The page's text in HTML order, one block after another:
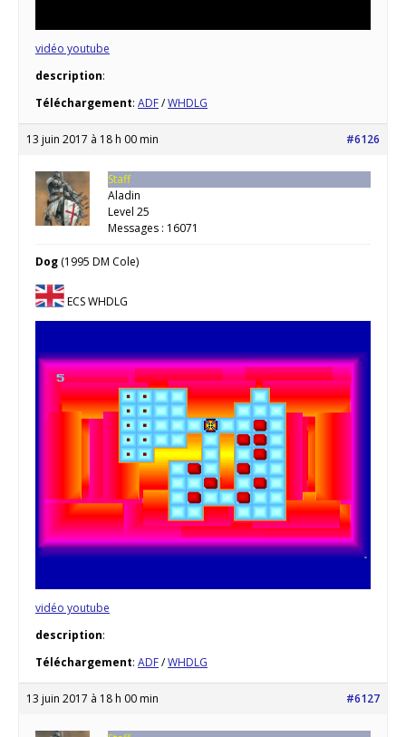
vidéo youtube
description:
Téléchargement: ADF/WHDLG
13 juin 2017 à 18 h 00 min #6126
Staff
Aladin
Level 25
Messages : 16071
Dog (1995 DM Cole)
ECS WHDLG
vidéo youtube
description:
Téléchargement: ADF/WHDLG
13 juin 2017 à 18 h 00 min #6127